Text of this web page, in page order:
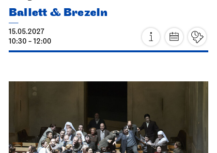
Staatsoper Stuttgart Opernhaus
Norma